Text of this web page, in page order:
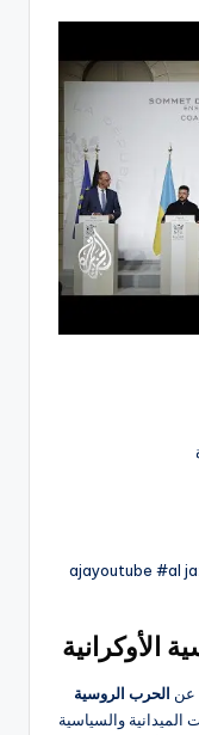
#ajayoutube #al
الأوكرانية
عن الحرب الروسية
الميدانية والسياسية